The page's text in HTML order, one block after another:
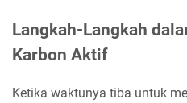
Langkah-Langkah
Karbon Aktif
Ketika waktunya tiba untuk